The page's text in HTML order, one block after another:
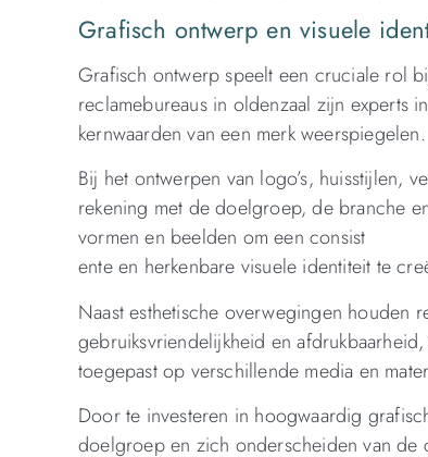
Grafisch ontwerp en visuele
Grafisch ontwerp speelt een cruciale rol
reclamebureaus in oldenzaal zijn experts
kernwaarden van een merk weerspiegelen.
Bij het ontwerpen van logo’s, huisstijlen,
rekening met de doelgroep, de branche
vormen en beelden om een consist
ente en herkenbare visuele identiteit te
Naast esthetische overwegingen houden
gebruiksvriendelijkheid en
toegepast op verschillende media en
Door te investeren in hoogwaardig
doelgroep en zich onderscheiden van de